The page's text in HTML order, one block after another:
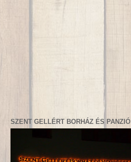
SZENT GELLÉRT BORHÁZ ÉS PANZIÓ